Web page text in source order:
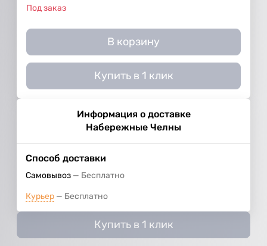
Под заказ
В корзину
Купить в 1 клик
Информация о доставке
Набережные Челны
Способ доставки
Самовывоз Бесплатно
Курьер Бесплатно
Купить в 1 клик